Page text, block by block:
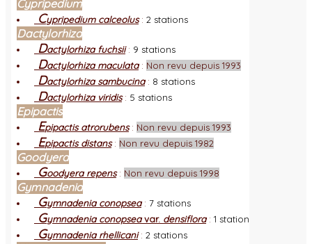
Cypripedium
Cypripedium calceolus: 2 stations
Dactylorhiza
Dactylorhiza fuchsii: 9 stations
Dactylorhiza maculata: Non revu depuis 1993
Dactylorhiza sambucina: 8 stations
Dactylorhiza viridis: 5 stations
Epipactis
Epipactis atrorubens: Non revu depuis 1993
Epipactis distans: Non revu depuis 1982
Goodyera
Goodyera repens: Non revu depuis 1998
Gymnadenia
Gymnadenia conopsea: 7 stations
Gymnadenia conopseavar. densiflora: 1 station
Gymnadenia rhellicani: 2 stations